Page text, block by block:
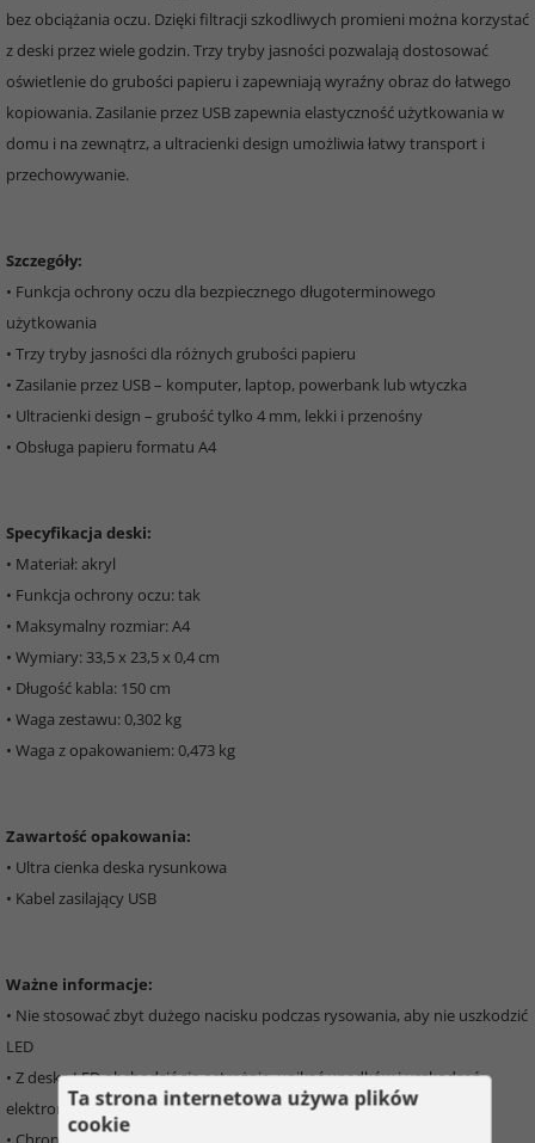
bez obciążania oczu. Dzięki filtracji szkodliwych promieni można korzystać
z deski przez wiele godzin. Trzy tryby jasności pozwalają dostosować
oświetlenie do grubości papieru i zapewniają wyraźny obraz do łatwego
kopiowania. Zasilanie przez USB zapewnia elastyczność użytkowania w
domu i na zewnątrz, a ultracienki design umożliwia łatwy transport i
przechowywanie.
Szczegóły:
• Funkcja ochrony oczu dla bezpiecznego długoterminowego
użytkowania
• Trzy tryby jasności dla różnych grubości papieru
• Zasilanie przez USB – komputer, laptop, powerbank lub wtyczka
• Ultracienki design – grubość tylko 4 mm, lekki i przenośny
• Obsługa papieru formatu A4
Specyfikacja deski:
• Materiał: akryl
• Funkcja ochrony oczu: tak
• Maksymalny rozmiar: A4
• Wymiary: 33,5 x 23,5 x 0,4 cm
• Długość kabla: 150 cm
• Waga zestawu: 0,302 kg
• Waga z opakowaniem: 0,473 kg
Zawartość opakowania:
• Ultra cienka deska rysunkowa
• Kabel zasilający USB
Ważne informacje:
• Nie stosować zbyt dużego nacisku podczas rysowania, aby nie uszkodzić
LED
• Z deską LED obchodzić się ostrożnie, unikać upadków i uszkodzeń
elektronikiTa strona internetowa używa plików
cookie